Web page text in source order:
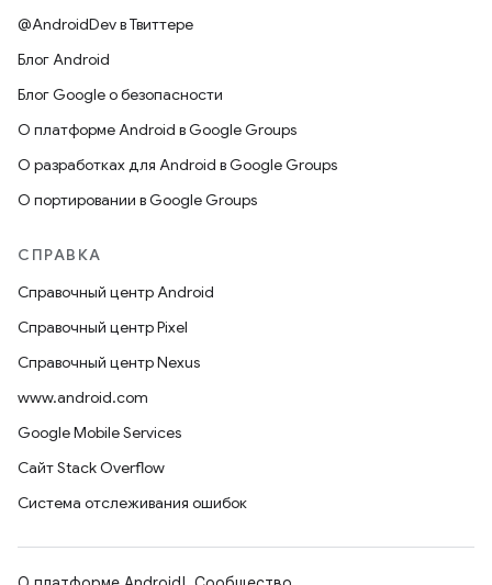
@AndroidDev в Твиттере
Блог Android
Блог Google о безопасности
О платформе Android в Google Groups
О разработках для Android в Google Groups
О портировании в Google Groups
СПРАВКА
Справочный центр Android
Справочный центр Pixel
Справочный центр Nexus
www.android.com
Google Mobile Services
Сайт Stack Overflow
Система отслеживания ошибок